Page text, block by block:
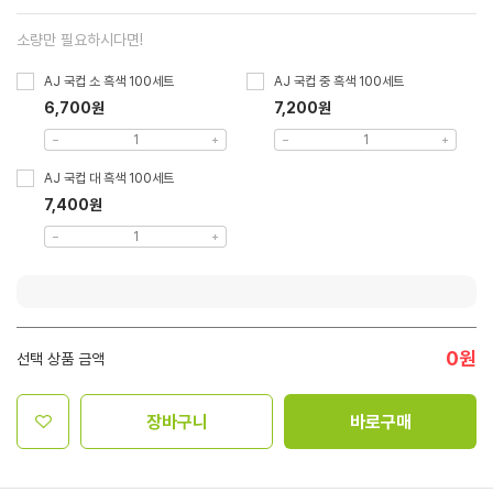
소량만 필요하시다면!
AJ 국컵 소 흑색 100세트
6,700원
AJ 국컵 중 흑색 100세트
7,200원
AJ 국컵 대 흑색 100세트
7,400원
선택 상품 금액 0원
장바구니 바로구매